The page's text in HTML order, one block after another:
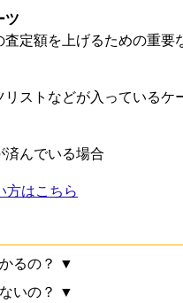
ツ
定額を上げるための重要
ストなどが入っているケ
んでいる場合
方はこちら
るの？ ▼
いの？ ▼